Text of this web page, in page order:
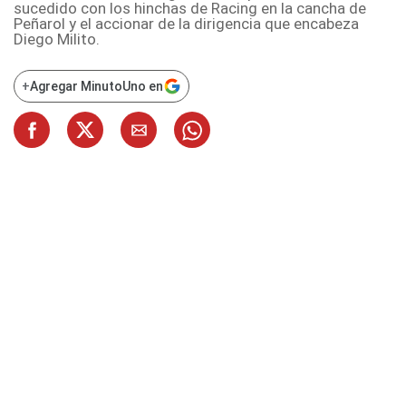
sucedido con los hinchas de Racing en la cancha de
Peñarol y el accionar de la dirigencia que encabeza
Diego Milito.
+Agregar MinutoUno en